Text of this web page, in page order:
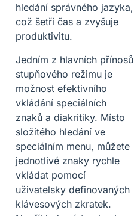
hledání správného jazyka,
což šetří čas a zvyšuje
produktivitu.
Jedním z hlavních přínosů
stupňového režimu je
možnost efektivního
vkládání speciálních
znaků a diakritiky. Místo
složitého hledání ve
speciálním menu, můžete
jednotlivé znaky rychle
vkládat pomocí
uživatelsky definovaných
klávesových zkratek.